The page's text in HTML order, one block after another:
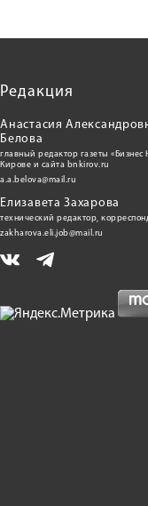
Редакция
Анастасия
Белова
главный редактор газеты «Бизнес
Кирове и сайта bnkirov.ru
a.a.belova@mail.ru
Елизавета Захарова
технический редактор,
zakharova.eli.job@mail.ru